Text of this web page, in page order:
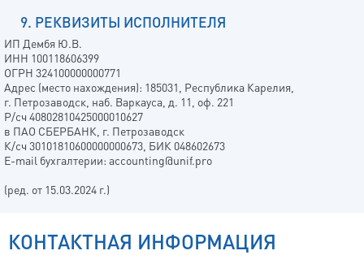
9. РЕКВИЗИТЫ ИСПОЛНИТЕЛЯ
ИП Дембя Ю.В.
ИНН 100118606399
ОГРН 324100000000771
Адрес (место нахождения): 185031, Республика Карелия,
г. Петрозаводск, наб. Варкауса, д. 11, оф. 221
Р/сч 40802810425000010627
в ПАО СБЕРБАНК, г. Петрозаводск
К/сч 30101810600000000673, БИК 048602673
E-mail бухгалтерии: accounting@unif.pro
(ред. от 15.03.2024 г.)
КОНТАКТНАЯ ИНФОРМАЦИЯ